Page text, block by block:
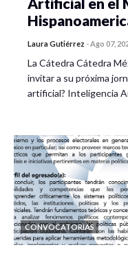
Laura Gutiérrez -Ago 07,
La Cátedra Cátedra
invitar a su próxima
artificial? Inteligencia
CONVOCATORIAS